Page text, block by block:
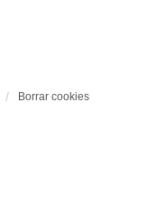
Borrar cookies